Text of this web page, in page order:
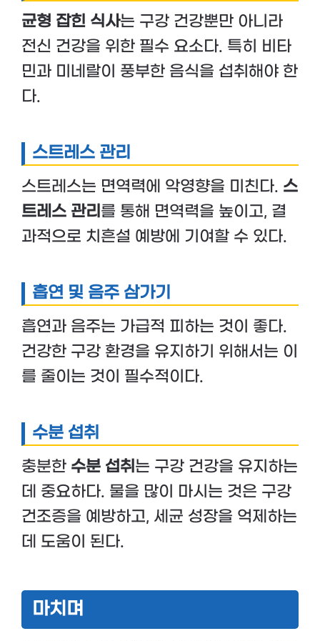
균형 잡힌 식사는 구강 건강뿐만 아니라
전신 건강을 위한 필수 요소다. 특히 비타
민과 미네랄이 풍부한 음식을 섭취해야 한
다.
스트레스 관리
스트레스는 면역력에 악영향을 미친다. 스
트레스 관리 를 통해 면역력을 높이고, 결
과적으로 치흔설 예방에 기여할 수 있다.
흡연 및 음주 삼가기
흡연과 음주는 가급적 피하는 것이 좋다.
건강한 구강 환경을 유지하기 위해서는 이
를 줄이는 것이 필수적이다.
수분 섭취
충분한 수분 섭취 는 구강 건강을 유지하는
데 중요하다. 물을 많이 마시는 것은 구강
건조증을 예방하고, 세균 성장을 억제하는
데 도움이 된다.
마치며